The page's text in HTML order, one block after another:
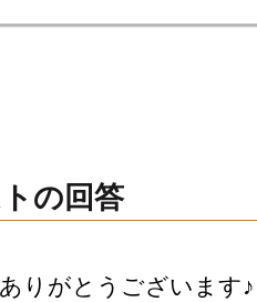
の回答
りがとうございます♪